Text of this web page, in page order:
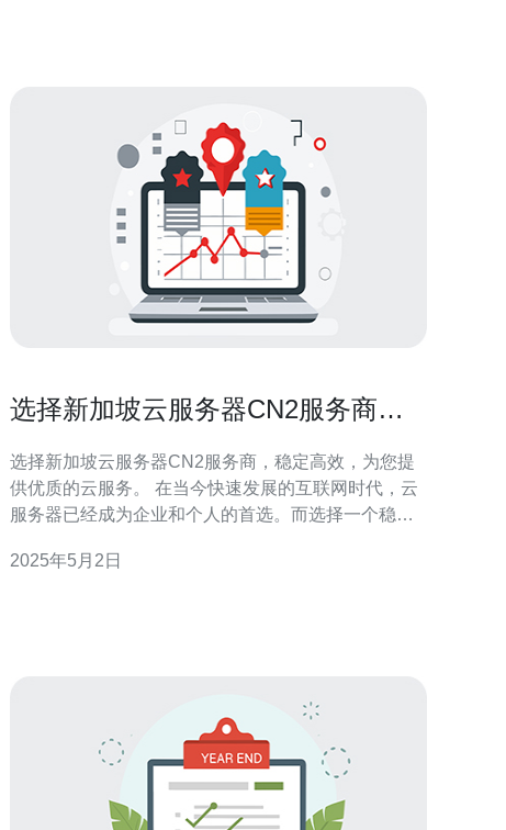
选择新加坡云服务器CN2服务商，
务。
选择新加坡云服务器CN2服务商，稳定高效，为您提
供优质的云服务。 在当今快速发展的互联网时代，云
服务器已经成为企业和个人的首选。而选择一个稳定
利运行至关重要。新加坡云服务器CN2服务商以其卓
2025年5月2日